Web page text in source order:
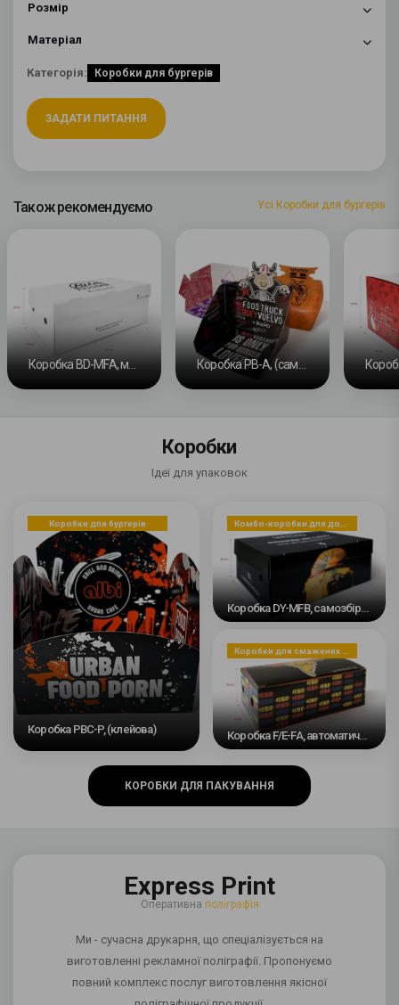
Розмір
Матеріал
Категорія: Коробки для бургерів
ЗАДАТИ ПИТАННЯ
Також рекомендуємо Усі Коробки для бургерів
Коробки
Ідеї для упаковок
Коробки для бургерів
Коробка PBC-P, (клейова)
Коробка DY-MFB, самозбірна
Коробка F/E-FA, автоматичне дно #2
КОРОБКИ ДЛЯ ПАКУВАННЯ
Express Print
Оперативна поліграфія
Ми - сучасна друкарня, що спеціалізується на
виготовленні рекламної поліграфії. Пропонуємо
повний комплекс послуг виготовлення якісної